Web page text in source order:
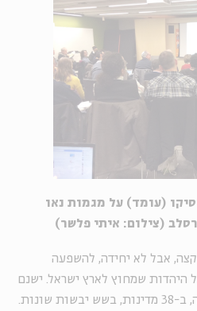
(עומד) על מגמות נאו
(צילום: איתי פלשר)
קצה, אבל לא יחידה, להשפעה
היהדות שמחוץ לארץ ישראל. ישנם
כיום 80 אירועי "לימוד" בשנה, ב-38 מדינות, בשש יבשות שונות.